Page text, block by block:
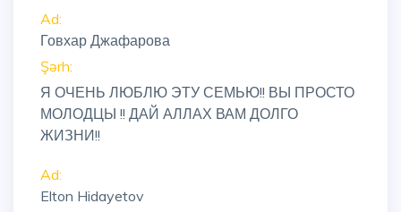
Ad:
Говхар Джафарова
Şərh:
Я ОЧЕНЬ ЛЮБЛЮ ЭТУ СЕМЬЮ!! ВЫ ПРОСТО
МОЛОДЦЫ !! ДАЙ АЛЛАХ ВАМ ДОЛГО
ЖИЗНИ!!
Ad:
Elton Hidayetov